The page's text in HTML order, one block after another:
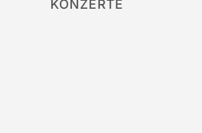
KONZERTE